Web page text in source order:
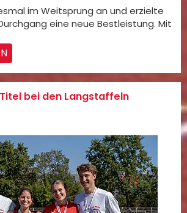
im Weitsprung an und erzielte
eine neue Bestleistung. Mit
Titel bei den Langstaffeln